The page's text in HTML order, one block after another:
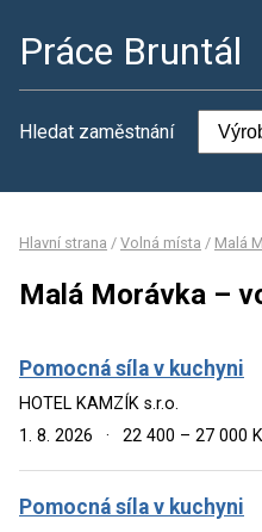
Práce Bruntál
Hledat zaměstnání
Hlavní strana / Volná místa / Malá
Malá Morávka –
Pomocná síla v kuchyni
HOTEL KAMZÍK s.r.o.
1. 8. 2026
· 22 400 – 27 000
Pomocná síla v kuchyni